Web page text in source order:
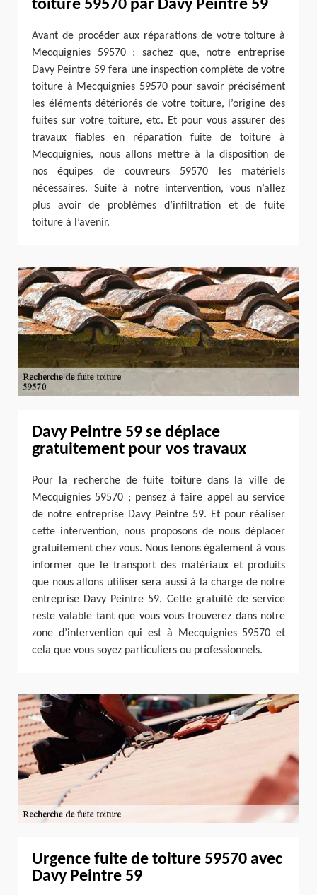
toiture 59570 par Davy Peintre 59
Avant de procéder aux réparations de votre toiture à
Mecquignies 59570 ; sachez que, notre entreprise
Davy Peintre 59 fera une inspection complète de votre
toiture à Mecquignies 59570 pour savoir précisément
les éléments détériorés de votre toiture, l’origine des
fuites sur votre toiture, etc. Et pour vous assurer des
travaux fiables en réparation fuite de toiture à
Mecquignies, nous allons mettre à la disposition de
nos équipes de couvreurs 59570 les matériels
nécessaires. Suite à notre intervention, vous n’allez
plus avoir de problèmes d’infiltration et de fuite
toiture à l’avenir.
Davy Peintre 59 se déplace
gratuitement pour vos travaux
Pour la recherche de fuite toiture dans la ville de
Mecquignies 59570 ; pensez à faire appel au service
de notre entreprise Davy Peintre 59. Et pour réaliser
cette intervention, nous proposons de nous déplacer
gratuitement chez vous. Nous tenons également à vous
informer que le transport des matériaux et produits
que nous allons utiliser sera aussi à la charge de notre
entreprise Davy Peintre 59. Cette gratuité de service
reste valable tant que vous vous trouverez dans notre
zone d’intervention qui est à Mecquignies 59570 et
cela que vous soyez particuliers ou professionnels.
Urgence fuite de toiture 59570 avec
Davy Peintre 59